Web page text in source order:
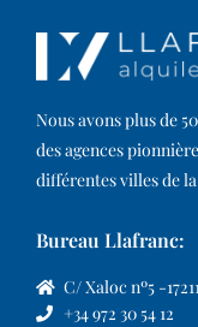
Nous avons plus de
des agences
différentes villes de
Bureau Llafranc:
C/ Xaloc nº5 -
+34 972 30 54 12